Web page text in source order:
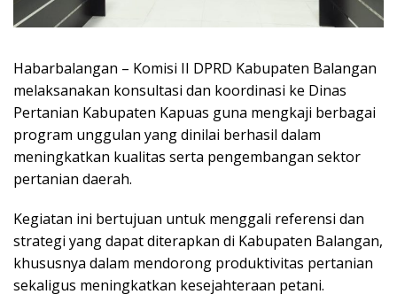
Habarbalangan – Komisi II DPRD Kabupaten Balangan
melaksanakan konsultasi dan koordinasi ke Dinas
Pertanian Kabupaten Kapuas guna mengkaji berbagai
program unggulan yang dinilai berhasil dalam
meningkatkan kualitas serta pengembangan sektor
pertanian daerah.
Kegiatan ini bertujuan untuk menggali referensi dan
strategi yang dapat diterapkan di Kabupaten Balangan,
khususnya dalam mendorong produktivitas pertanian
sekaligus meningkatkan kesejahteraan petani.